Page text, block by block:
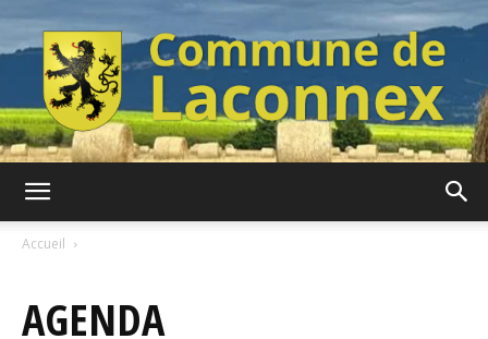
Accueil
AGENDA